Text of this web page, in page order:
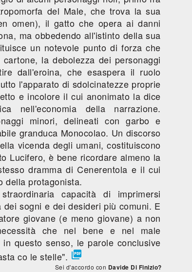
del Male, che trova la sua
omen), il gatto che opera ai danni
ma obbedendo all'istinto della sua
un notevole punto di forza che
la debolezza dei personaggi
dall'eroina, che esaspera il ruolo
l'apparato di sdolcinatezze proprie
e incolore il cui anonimato la dice
nell'economia della narrazione.
minori, delineati con garbo e
granduca Monocolao. Un discorso
vicenda degli umani, costituiscono
Lucifero, è bene ricordare almeno la
dramma di Cenerentola e il cui
della protagonista.
capacità di imprimersi
sogni e dei desideri più comuni. E
giovane (e meno giovane) a non
che nel bene e nel male
questo senso, le parole conclusive
co le stelle". 
Sei d'accordo con Davide Di Finizio?